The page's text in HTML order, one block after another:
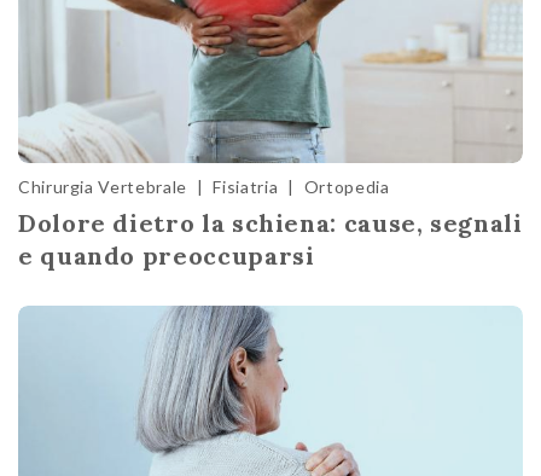
Chirurgia Vertebrale | Fisiatria | Ortopedia
Dolore dietro la schiena: cause, segnali
e quando preoccuparsi